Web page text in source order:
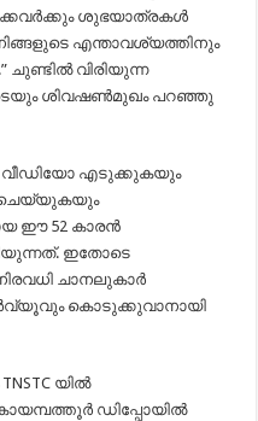
ശുഭയാത്രകൾ
എന്താവശ്യത്തിനും
ചുണ്ടിൽ വിരിയുന്ന
ശിവഷൺമുഖം പറഞ്ഞു
വീഡിയോ എടുക്കുകയും
ചെയ്യുകയും
ഈ 52 കാരൻ
ഇതോടെ
ചാനലുകാർ
കൊടുക്കുവാനായി
യിൽ
ഡിപ്പോയിൽ